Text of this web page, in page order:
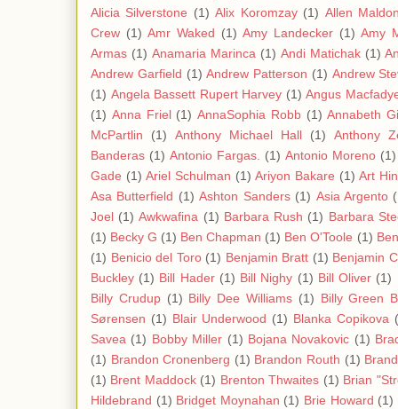
Alicia Silverstone (1) Alix Koromzay (1) Allen
Crew (1) Amr Waked (1) Amy Landecker (1) Amy
Armas (1) Anamaria Marinca (1) Andi Matichak (1)
Andrew Garfield (1) Andrew Patterson (1) Andrew
(1) Angela Bassett Rupert Harvey (1) Angus
(1) Anna Friel (1) AnnaSophia Robb (1) Annabeth
McPartlin
(1) Anthony Michael Hall (1)
Anthony
Banderas (1) Antonio Fargas. (1) Antonio Moreno (1)
Gade (1) Ariel Schulman (1) Ariyon Bakare (1) Art
Asa Butterfield (1) Ashton Sanders (1) Asia Argento
Joel (1) Awkwafina (1) Barbara Rush (1) Barbara
(1) Becky G (1) Ben Chapman (1) Ben O'Toole (1)
(1) Benicio del Toro (1) Benjamin Bratt (1) Benjamin
Buckley (1) Bill Hader (1) Bill Nighy (1) Bill Oliver (1)
Billy Crudup (1) Billy Dee Williams (1) Billy Green
Sørensen (1) Blair Underwood (1) Blanka Copikova
Savea (1) Bobby Miller (1) Bojana Novakovic (1)
(1) Brandon Cronenberg (1) Brandon Routh (1)
(1) Brent Maddock (1) Brenton Thwaites (1) Brian
Hildebrand (1) Bridget Moynahan (1) Brie Howard (1)